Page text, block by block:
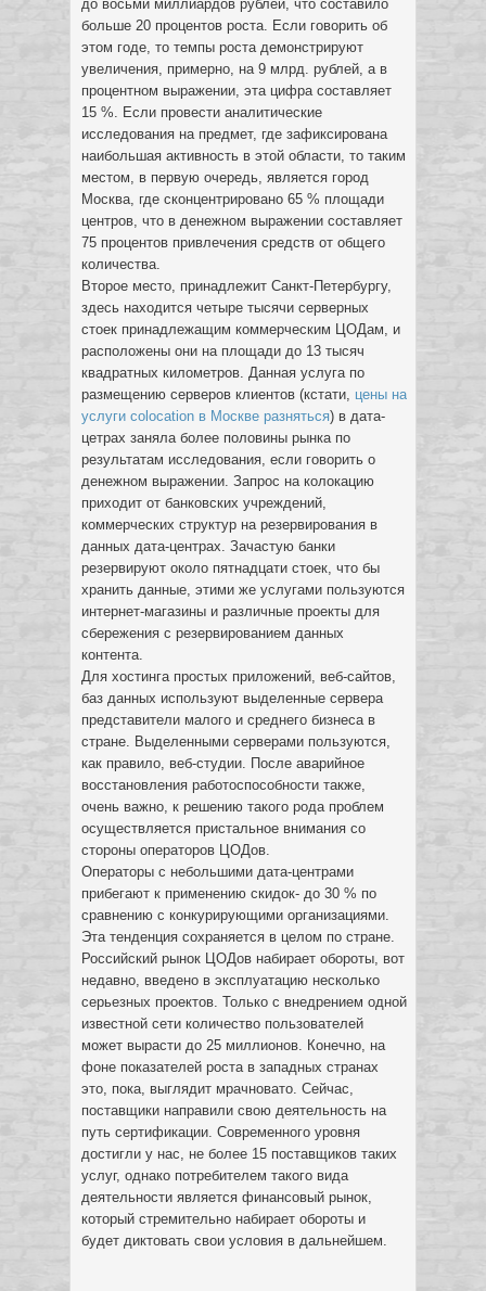
до восьми миллиардов рублей, что составило
больше 20 процентов роста. Если говорить об
этом годе, то темпы роста демонстрируют
увеличения, примерно, на 9 млрд. рублей, а в
процентном выражении, эта цифра составляет
15 %. Если провести аналитические
исследования на предмет, где зафиксирована
наибольшая активность в этой области, то таким
местом, в первую очередь, является город
Москва, где сконцентрировано 65 % площади
центров, что в денежном выражении составляет
75 процентов привлечения средств от общего
количества.
Второе место, принадлежит Санкт-Петербургу,
здесь находится четыре тысячи серверных
стоек принадлежащим коммерческим ЦОДам, и
расположены они на площади до 13 тысяч
квадратных километров. Данная услуга по
размещению серверов клиентов (кстати, цены на
услуги colocation в Москве разняться) в дата-
цетрах заняла более половины рынка по
результатам исследования, если говорить о
денежном выражении. Запрос на колокацию
приходит от банковских учреждений,
коммерческих структур на резервирования в
данных дата-центрах. Зачастую банки
резервируют около пятнадцати стоек, что бы
хранить данные, этими же услугами пользуются
интернет-магазины и различные проекты для
сбережения с резервированием данных
контента.
Для хостинга простых приложений, веб-сайтов,
баз данных используют выделенные сервера
представители малого и среднего бизнеса в
стране. Выделенными серверами пользуются,
как правило, веб-студии. После аварийное
восстановления работоспособности также,
очень важно, к решению такого рода проблем
осуществляется пристальное внимания со
стороны операторов ЦОДов.
Операторы с небольшими дата-центрами
прибегают к применению скидок- до 30 % по
сравнению с конкурирующими организациями.
Эта тенденция сохраняется в целом по стране.
Российский рынок ЦОДов набирает обороты, вот
недавно, введено в эксплуатацию несколько
серьезных проектов. Только с внедрением одной
известной сети количество пользователей
может вырасти до 25 миллионов. Конечно, на
фоне показателей роста в западных странах
это, пока, выглядит мрачновато. Сейчас,
поставщики направили свою деятельность на
путь сертификации. Современного уровня
достигли у нас, не более 15 поставщиков таких
услуг, однако потребителем такого вида
деятельности является финансовый рынок,
который стремительно набирает обороты и
будет диктовать свои условия в дальнейшем.